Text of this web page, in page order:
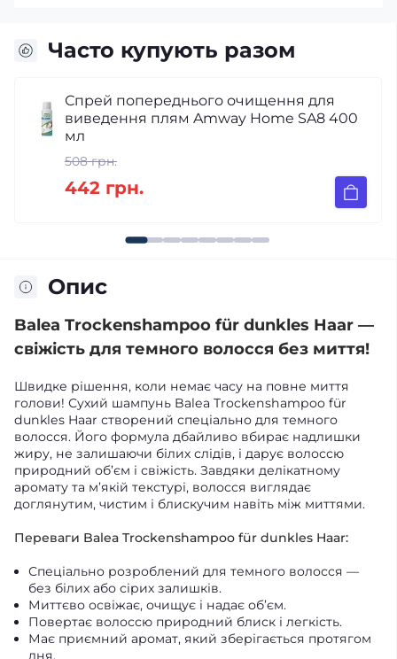
Часто купують разом
400
Багатофункціональна зубна паста
Amway Glister 151 мл
234 грн.
Опис
Balea Trockenshampoo für dunkles Haar —
свіжість для темного волосся без миття!
Швидке рішення, коли немає часу на повне миття
голови! Сухий шампунь Balea Trockenshampoo für
dunkles Haar створений спеціально для темного
волосся. Його формула дбайливо вбирає надлишки
жиру, не залишаючи білих слідів, і дарує волоссю
природний об’єм і свіжість. Завдяки делікатному
аромату та м’якій текстурі, волосся виглядає
доглянутим, чистим і блискучим навіть між миттями.
Переваги Balea Trockenshampoo für dunkles Haar:
Спеціально розроблений для темного волосся —
без білих або сірих залишків.
Миттєво освіжає, очищує і надає об’єм.
Повертає волоссю природний блиск і легкість.
Має приємний аромат, який зберігається протягом
дня.